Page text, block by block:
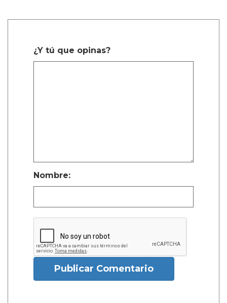
¿Y tú que opinas?
Nombre:
Publicar Comentario